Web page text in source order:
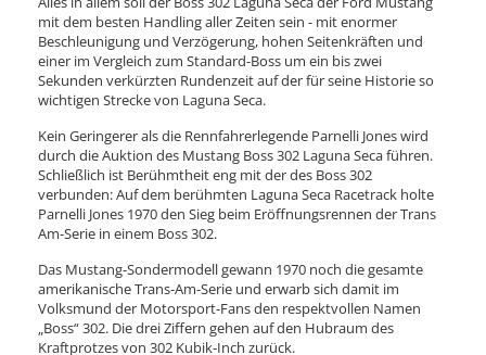
mit dem besten Handling aller Zeiten sein - mit enormer
Beschleunigung und Verzögerung, hohen Seitenkräften und
einer im Vergleich zum Standard-Boss um ein bis zwei
Sekunden verkürzten Rundenzeit auf der für seine Historie so
wichtigen Strecke von Laguna Seca.
Kein Geringerer als die Rennfahrerlegende Parnelli Jones wird
durch die Auktion des Mustang Boss 302 Laguna Seca führen.
Schließlich ist Berühmtheit eng mit der des Boss 302
verbunden: Auf dem berühmten Laguna Seca Racetrack holte
Parnelli Jones 1970 den Sieg beim Eröffnungsrennen der Trans
Am-Serie in einem Boss 302.
Das Mustang-Sondermodell gewann 1970 noch die gesamte
amerikanische Trans-Am-Serie und erwarb sich damit im
Volksmund der Motorsport-Fans den respektvollen Namen
„Boss“ 302. Die drei Ziffern gehen auf den Hubraum des
Kraftprotzes von 302 Kubik-Inch zurück.